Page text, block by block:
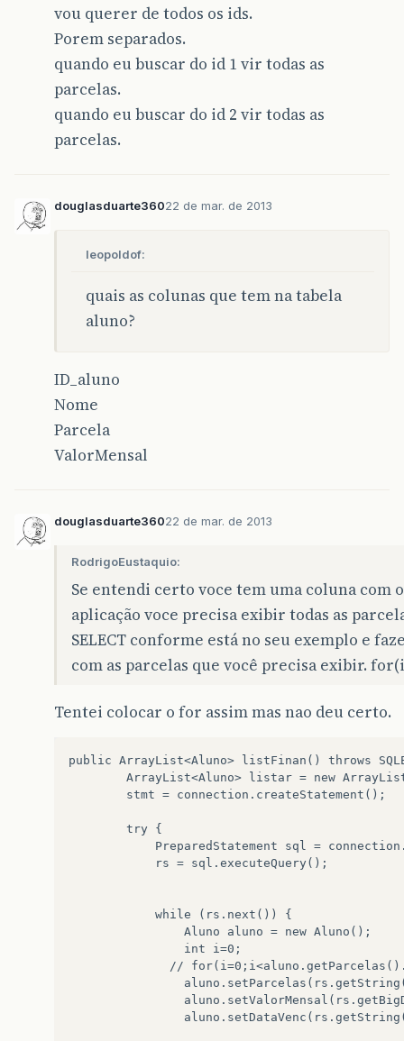
vou querer de todos os ids.
Porem separados.
quando eu buscar do id 1 vir todas as
parcelas.
quando eu buscar do id 2 vir todas as
parcelas.
douglasduarte36022 de mar. de 2013
leopoldof:
quais as colunas que tem na tabela
aluno?
ID_aluno
Nome
Parcela
ValorMensal
douglasduarte36022 de mar. de 2013
RodrigoEustaquio:
Se entendi certo voce tem uma coluna com
aplicação voce precisa exibir todas as
SELECT conforme está no seu exemplo e
com as parcelas que você precisa exibir.
Tentei colocar o for assim mas nao deu certo.
public ArrayList<Aluno> listFinan() throws
ArrayList<Aluno> listar = new
        stmt = connection.createStatement();
        try {
PreparedStatement sql =
            rs = sql.executeQuery();
            while (rs.next()) {
                Aluno aluno = new Aluno();
                int i=0;
//